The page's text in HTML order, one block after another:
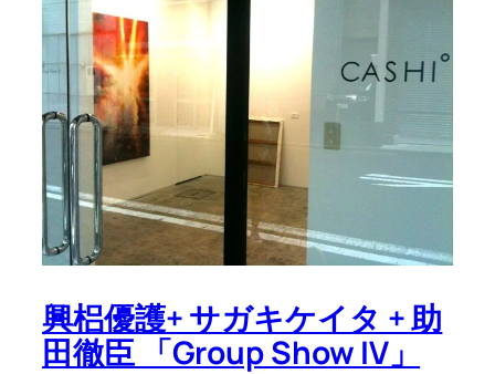
興梠優護+ サガキケイタ + 助
田徹臣 「Group Show IV」